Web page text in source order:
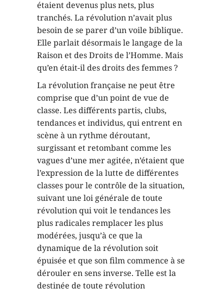
étaient devenus plus nets, plus
tranchés. La révolution n’avait plus
besoin de se parer d’un voile biblique.
Elle parlait désormais le langage de la
Raison et des Droits de l’Homme. Mais
qu’en était-il des droits des femmes ?
La révolution française ne peut être
comprise que d’un point de vue de
classe. Les différents partis, clubs,
tendances et individus, qui entrent en
scène à un rythme déroutant,
surgissant et retombant comme les
vagues d’une mer agitée, n’étaient que
l’expression de la lutte de différentes
classes pour le contrôle de la situation,
suivant une loi générale de toute
révolution qui voit le tendances les
plus radicales remplacer les plus
modérées, jusqu’à ce que la
dynamique de la révolution soit
épuisée et que son film commence à se
dérouler en sens inverse. Telle est la
destinée de toute révolution